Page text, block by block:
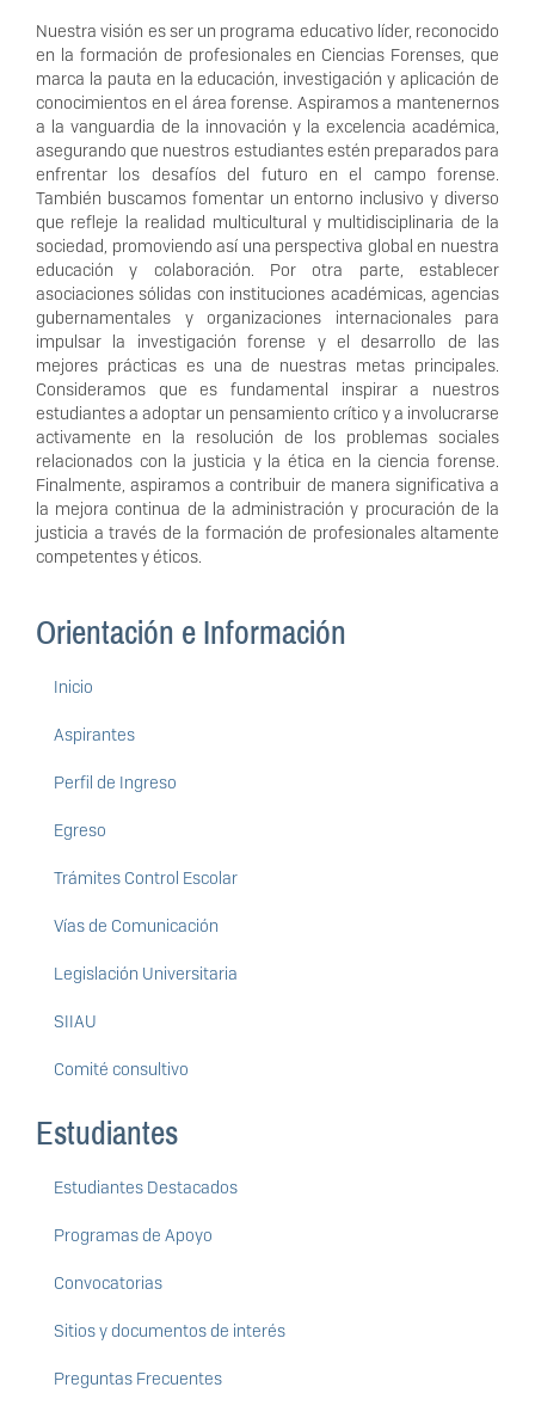
Nuestra visión es ser un programa educativo líder, reconocido
en la formación de profesionales en Ciencias Forenses, que
marca la pauta en la educación, investigación y aplicación de
conocimientos en el área forense. Aspiramos a mantenernos
a la vanguardia de la innovación y la excelencia académica,
asegurando que nuestros estudiantes estén preparados para
enfrentar los desafíos del futuro en el campo forense.
También buscamos fomentar un entorno inclusivo y diverso
que refleje la realidad multicultural y multidisciplinaria de la
sociedad, promoviendo así una perspectiva global en nuestra
educación y colaboración. Por otra parte, establecer
asociaciones sólidas con instituciones académicas, agencias
gubernamentales y organizaciones internacionales para
impulsar la investigación forense y el desarrollo de las
mejores prácticas es una de nuestras metas principales.
Consideramos que es fundamental inspirar a nuestros
estudiantes a adoptar un pensamiento crítico y a involucrarse
activamente en la resolución de los problemas sociales
relacionados con la justicia y la ética en la ciencia forense.
Finalmente, aspiramos a contribuir de manera significativa a
la mejora continua de la administración y procuración de la
justicia a través de la formación de profesionales altamente
competentes y éticos.
Orientación e Información
Inicio
Aspirantes
Perfil de Ingreso
Egreso
Trámites Control Escolar
Vías de Comunicación
Legislación Universitaria
SIIAU
Comité consultivo
Estudiantes
Estudiantes Destacados
Programas de Apoyo
Convocatorias
Sitios y documentos de interés
Preguntas Frecuentes